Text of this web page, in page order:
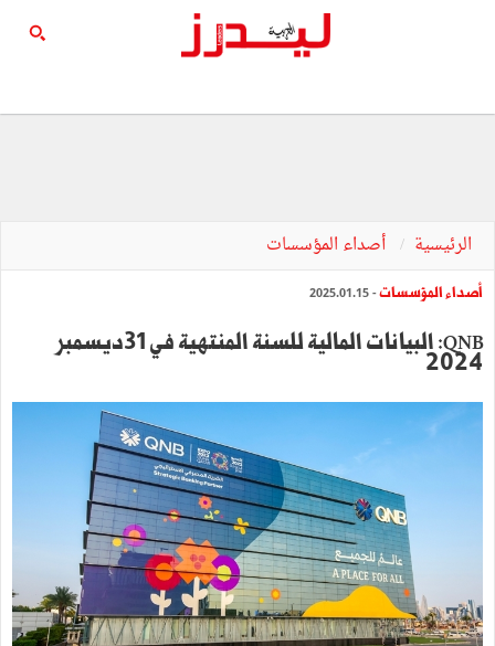
الرئيسية أصداء المؤسسات
أصداء المؤسسات- 2025.01.15
QNB: البيانات المالية للسنة المنتهية في 31ديسمبر
2024